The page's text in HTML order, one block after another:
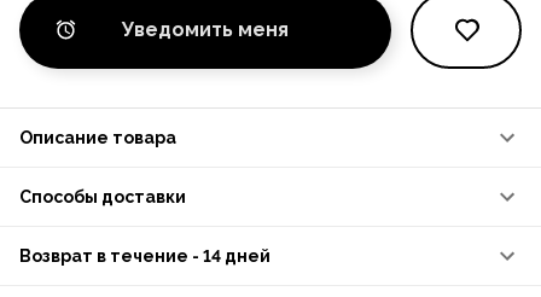
Уведомить меня
Описание товара
Способы доставки
Возврат в течение - 14 дней